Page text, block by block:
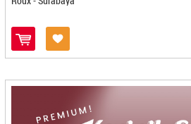
Knong - Aceh
Kopasba - Cilegon
Kopi Bubuk Bali Banyuatis -
Kopi Dokar (Pesona Pasar
Kopi Hirang Efgeen - Banjarbaru